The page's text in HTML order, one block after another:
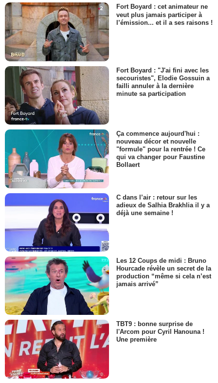
Fort Boyard : cet animateur ne
veut plus jamais participer à
l’émission... et il a ses raisons !
Fort Boyard : "J'ai fini avec les
secouristes", Elodie Gossuin a
failli annuler à la dernière
minute sa participation
Ça commence aujourd'hui :
nouveau décor et nouvelle
"formule" pour la rentrée ! Ce
qui va changer pour Faustine
Bollaert
C dans l’air : retour sur les
adieux de Salhia Brakhlia il y a
déjà une semaine !
Les 12 Coups de midi : Bruno
Hourcade révèle un secret de la
production “même si cela n’est
jamais arrivé”
TBT9 : bonne surprise de
l'Arcom pour Cyril Hanouna !
Une première